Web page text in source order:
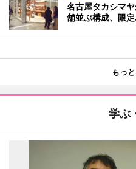
名古屋タカシマ
舗並ぶ構成、限
もっ
学ぶ